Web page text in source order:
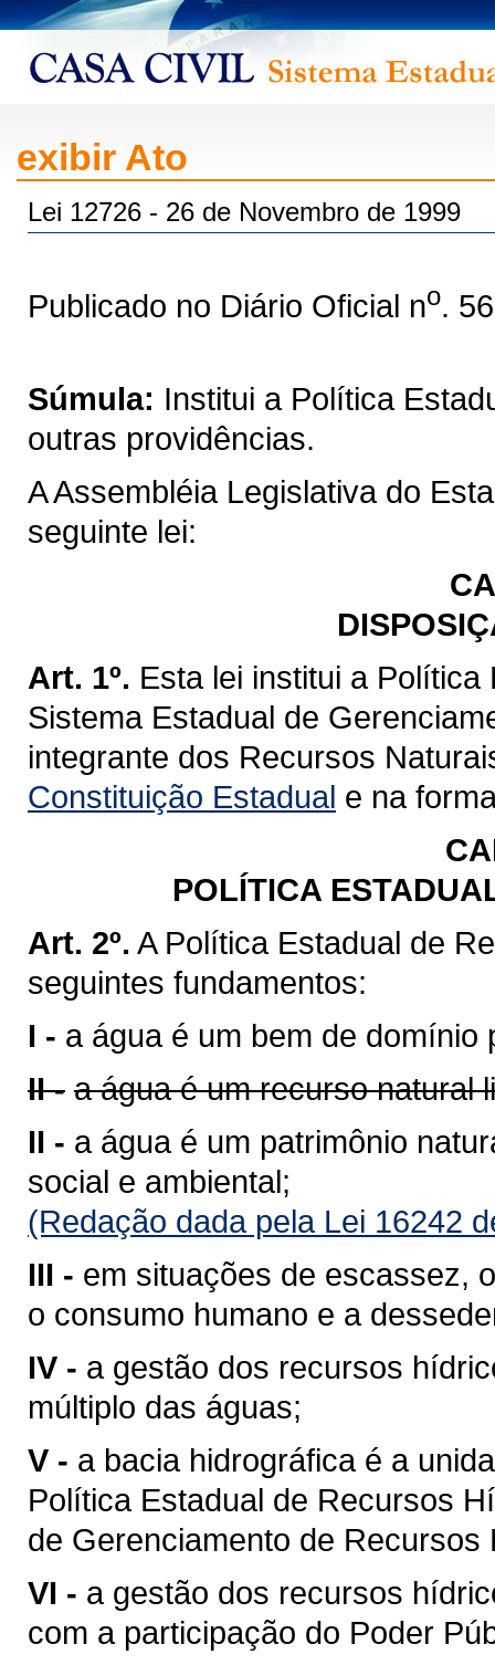
exibir Ato
Lei 12726 - 26 de Novembro de 1999
Publicado no Diário Oficial no.
Súmula: Institui a Política
outras providências.
A Assembléia Legislativa do
seguinte lei:
Art. 1º. Esta lei institui a
Sistema Estadual de
integrante dos Recursos
Constituição Estadual e na
POLÍTICA
Art. 2º. A Política Estadual de
seguintes fundamentos:
I - a água é um bem de domínio
II - a água é um recurso natural
II - a água é um patrimônio
social e ambiental;
(Redação dada pela Lei 16242
III - em situações de escassez,
o consumo humano e a
IV - a gestão dos recursos
múltiplo das águas;
V - a bacia hidrográfica é a
Política Estadual de Recursos
de Gerenciamento de Recursos
VI - a gestão dos recursos
com a participação do Poder